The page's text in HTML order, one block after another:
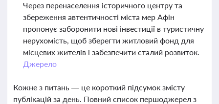
Через перенаселення історичного центру та
збереження автентичності міста мер Афін
пропонує заборонити нові інвестиції в туристичну
нерухомість, щоб зберегти житловий фонд для
місцевих жителів і забезпечити сталий розвиток.
Джерело
Кожне з питань — це короткий підсумок змісту
публікацій за день. Повний список першоджерел з